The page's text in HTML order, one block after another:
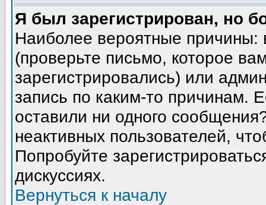
Я был зарегистрирован, но
Наиболее вероятные
(проверьте письмо, которое
зарегистрировались) или
запись по каким-то причинам.
оставили ни одного
неактивных пользователей,
Попробуйте
дискуссиях.
Вернуться к началу